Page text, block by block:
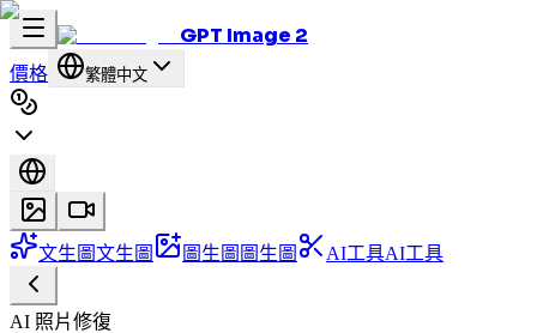
GPT Image 2
價格 繁體中文
文生圖文生圖 圖生圖 圖生圖 AI工具AI工具
AI 照片修復